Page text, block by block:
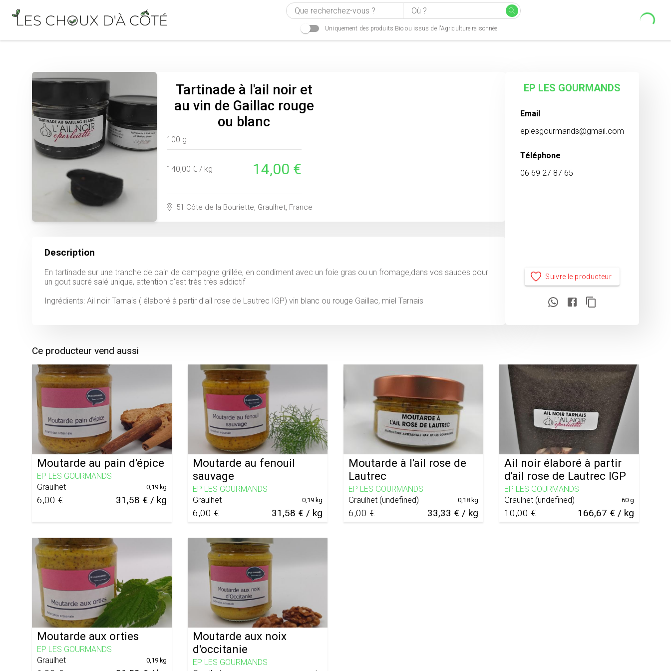
Uniquement des produits Bio ou issus de l'Agriculture raisonnée
Tartinade à l'ail noir et
au vin de Gaillac rouge
ou blanc
100 g
140,00 € / kg 14,00 €
51 Côte de la Bouriette, Graulhet, France
Description
En tartinade sur une tranche de pain de campagne grillée, en condiment avec un foie gras ou un fromage,dans vos sauces pour
un gout sucré salé unique, attention c'est très très addictif
Ingrédients: Ail noir Tarnais ( élaboré à partir d'ail rose de Lautrec IGP) vin blanc ou rouge Gaillac, miel Tarnais
EP LES GOURMANDS
Email
eplesgourmands@gmail.com
Téléphone
06 69 27 87 65
Suivre le producteur
Ce producteur vend aussi
Moutarde au pain d'épice
EP LES GOURMANDS
Graulhet
6,00 € 31,58 € / kg
0,19 kg
Moutarde au fenouil
sauvage
EP LES GOURMANDS
Graulhet
6,00 € 31,58 € / kg
0,19 kg
Moutarde à l'ail rose de
Lautrec
EP LES GOURMANDS
Graulhet (undefined)
6,00 € 33,33 € / kg
0,18 kg
Ail noir élaboré à partir
d'ail rose de Lautrec IGP
EP LES GOURMANDS
Graulhet (undefined)
10,00 € 166,67 € / kg
60 g
Moutarde aux orties
EP LES GOURMANDS
Graulhet
0,19 kg
Moutarde aux noix
d'occitanie
EP LES GOURMANDS